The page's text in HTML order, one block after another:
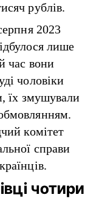
рублів.
2023
лише
час вони
чоловіки
їх змушували
комітет
справи
чотири